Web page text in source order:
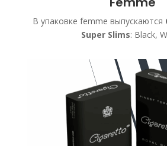
В упаковке femme выпускаются
Super Slims: Black,